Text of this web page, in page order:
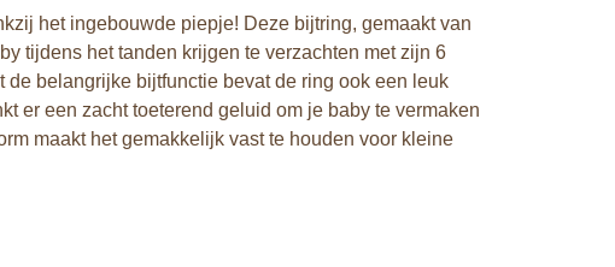
het ingebouwde piepje! Deze bijtring, gemaakt van
tijdens het tanden krijgen te verzachten met zijn 6
belangrijke bijtfunctie bevat de ring ook een leuk
er een zacht toeterend geluid om je baby te vermaken
maakt het gemakkelijk vast te houden voor kleine